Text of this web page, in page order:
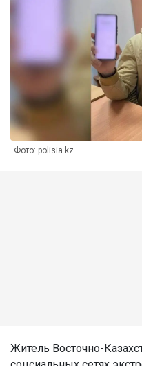
Фото: polisia.kz
Житель Восточно-